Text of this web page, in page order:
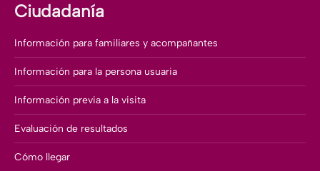
Ciudadanía
Información para familiares y acompañantes
Información para la persona usuaria
Información previa a la visita
Evaluación de resultados
Cómo llegar